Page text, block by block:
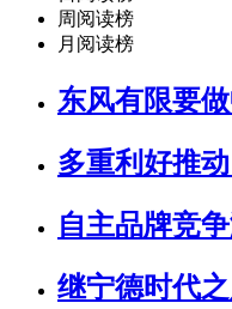
周阅读榜
月阅读榜
东风有限要
多重利好推
自主品牌竞
继宁德时代